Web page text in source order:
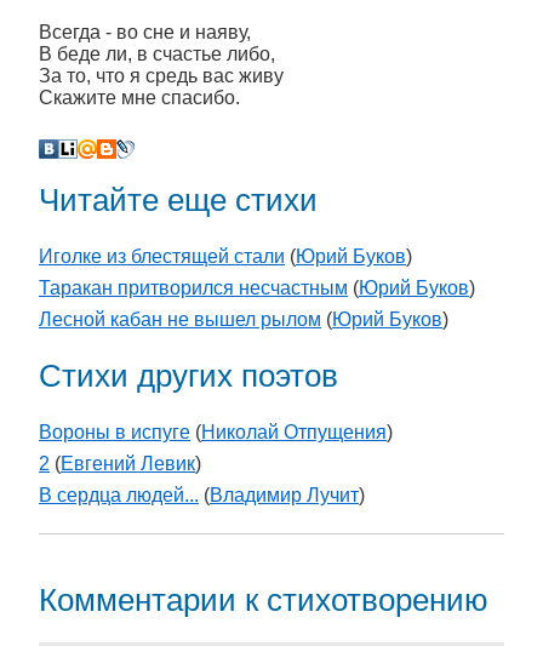
Всегда - во сне и наяву,
В беде ли, в счастье либо,
За то, что я средь вас живу
Скажите мне спасибо.
Читайте еще стихи
Иголке из блестящей стали (Юрий Буков)
Таракан притворился несчастным (Юрий Буков)
Лесной кабан не вышел рылом (Юрий Буков)
Стихи других поэтов
Вороны в испуге (Николай Отпущения)
2 (Евгений Левик)
В сердца людей... (Владимир Лучит)
Комментарии к стихотворению